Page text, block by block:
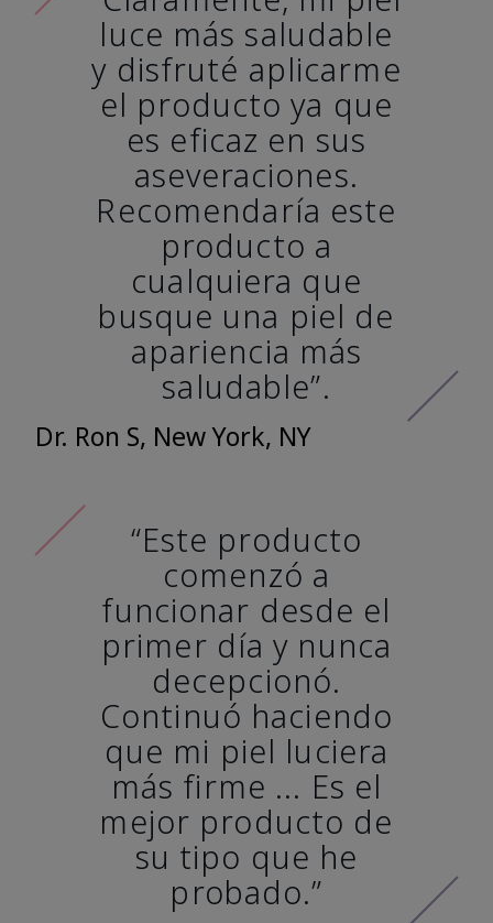
luce más saludable
y disfruté aplicarme
el producto ya que
es eficaz en sus
aseveraciones.
Recomendaría este
producto a
cualquiera que
busque una piel de
apariencia más
saludable”.
Dr. Ron S, New York, NY
“Este producto
comenzó a
funcionar desde el
primer día y nunca
decepcionó.
Continuó haciendo
que mi piel luciera
más firme ... Es el
mejor producto de
su tipo que he
probado.”